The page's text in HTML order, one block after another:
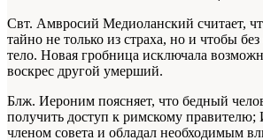
Свт. Амвросий Медиоланский считает,
тайно не только из страха, но и чтобы
тело. Новая гробница исключала
воскрес другой умерший.
Блж. Иероним поясняет, что бедный
получить доступ к римскому
членом совета и обладал необходимым